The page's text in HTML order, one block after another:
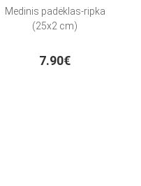
Medinis padėklas-ripka
(25x2 cm)
7.90€